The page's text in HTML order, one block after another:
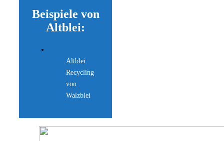
Beispiele von
Altblei:
Altblei
Recycling
von
Walzblei